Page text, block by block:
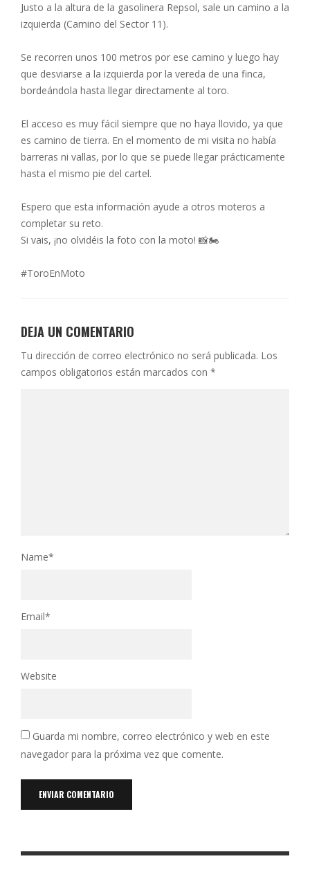
Justo a la altura de la gasolinera Repsol, sale un camino a la
izquierda (Camino del Sector 11).
Se recorren unos 100 metros por ese camino y luego hay
que desviarse a la izquierda por la vereda de una finca,
bordeándola hasta llegar directamente al toro.
El acceso es muy fácil siempre que no haya llovido, ya que
es camino de tierra. En el momento de mi visita no había
barreras ni vallas, por lo que se puede llegar prácticamente
hasta el mismo pie del cartel.
Espero que esta información ayude a otros moteros a
completar su reto.
Si vais, ¡no olvidéis la foto con la moto! 📸🏍️
#ToroEnMoto
DEJA UN COMENTARIO
Tu dirección de correo electrónico no será publicada. Los
campos obligatorios están marcados con *
Name*
Email*
Website
Guarda mi nombre, correo electrónico y web en este
navegador para la próxima vez que comente.